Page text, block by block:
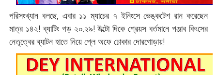
পরিসংখ্যান বলছে, এবার ১১ ম্যাচের ৭ ইনিংসে ভেঙ্কটেশ রান করেছেন
মাত্র ১৪২! ব্যাটিং গড় ২০.২৯! উল্টো দিকে শ্রেয়স বর্তমানে পঞ্জাব কিংসের
নেতৃত্বের ব্যাটন হাতে নিয়ে প্লে অফে ঢোকার দোরগোড়ায়!